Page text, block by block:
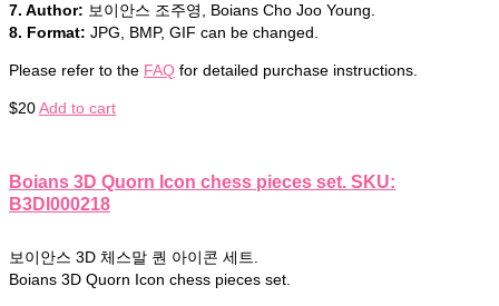
7. Author: 보이안스 조주영, Boians Cho Joo Young.
8. Format: JPG, BMP, GIF can be changed.
Please refer to the FAQ for detailed purchase instructions.
$20Add to cart
Boians 3D Quorn Icon chess pieces set. SKU:
B3DI000218
보이안스 3D 체스말 퀀 아이콘 세트.
Boians 3D Quorn Icon chess pieces set.